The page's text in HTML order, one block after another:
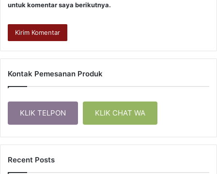
untuk komentar saya berikutnya.
Kontak Pemesanan Produk
KLIK TELPON KLIK CHAT WA
Recent Posts